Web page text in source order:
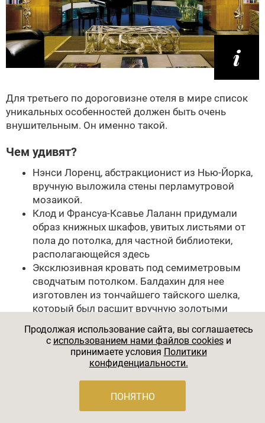
Для третьего по дороговизне отеля в мире список
уникальных особенностей должен быть очень
внушительным. Он именно такой.
Чем удивят?
Нэнси Лоренц, абстракционист из Нью-Йорка,
вручную выложила стены перламутровой
мозаикой.
Клод и Франсуа-Ксавье Лаланн придумали
образ книжных шкафов, увитых листьями от
пола до потолка, для частной библиотеки,
располагающейся здесь
Эксклюзивная кровать под семиметровым
сводчатым потолком. Балдахин для нее
изготовлен из тончайшего тайского шелка,
который был расшит вручную золотыми
Отделка ванной тоже удивляет. Использован
китайский оникс — уникальный редкий
южноамериканского зеленого гранита.
Продолжая использование сайта, вы соглашаетесь
c использованием нами файлов cookiesи
принимаете условия Политики
конфиденциальности.
ПОНЯТНО